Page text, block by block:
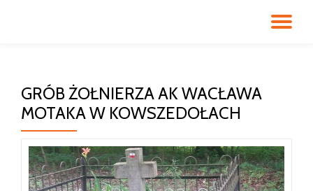
GRÓB ŻOŁNIERZA AK WACŁAWA
MOTAKA W KOWSZEDOŁACH